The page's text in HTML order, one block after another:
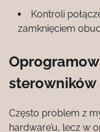
Kontroli
zamknięciem
sterowników
Często problem z
hardware’u, lecz w